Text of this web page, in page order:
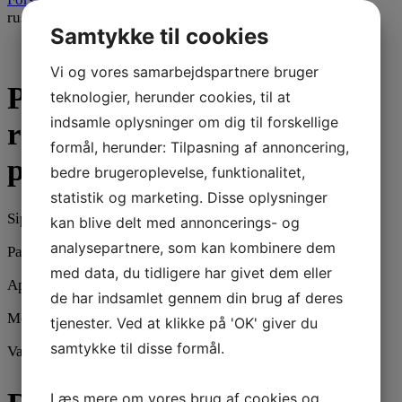
rustfri stål 9 cm – blister pak
Pincet orange buet “pluk”
rustfri stål 9 cm – blister
pak
Sipacare pincet orange buet “pluk” rustfri Inox stål 9 cm.
Pakket i blister hvor produktet kan tages ud og vises frem.
Apoteks grossist v.nr. 216777
Model nr. 98867
Varekategori:Sipacare manicure
Samtykke til cookies
Vi og vores samarbejdspartnere bruger
teknologier, herunder cookies, til at
indsamle oplysninger om dig til forskellige
formål, herunder: Tilpasning af annoncering,
bedre brugeroplevelse, funktionalitet,
statistik og marketing. Disse oplysninger
kan blive delt med annoncerings- og
analysepartnere, som kan kombinere dem
med data, du tidligere har givet dem eller
de har indsamlet gennem din brug af deres
tjenester. Ved at klikke på 'OK' giver du
samtykke til disse formål.
Læs mere om vores brug af cookies og